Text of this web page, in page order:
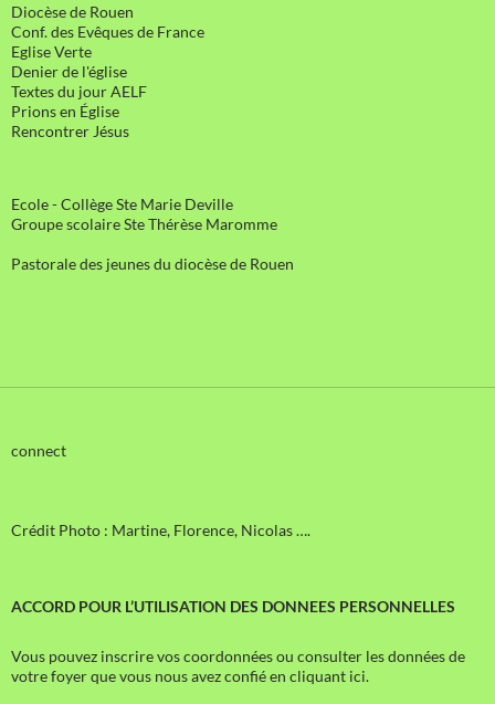
Diocèse de Rouen
Conf. des Evêques de France
Eglise Verte
Denier de l'église
Textes du jour AELF
Prions en Église
Rencontrer Jésus
Ecole - Collège Ste Marie Deville
Groupe scolaire Ste Thérèse Maromme
Pastorale des jeunes du diocèse de Rouen
connect
Crédit Photo : Martine, Florence, Nicolas ….
ACCORD POUR L’UTILISATION DES DONNEES PERSONNELLES
Vous pouvez inscrire vos coordonnées ou consulter les données de
votre foyer que vous nous avez confié en cliquant ici.